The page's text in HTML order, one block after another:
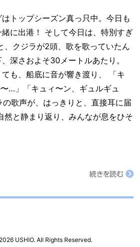
トップシーズン真っ只中。今日も
に出港！ そして今日は、特別すぎ
、クジラが2頭、歌を歌っていたん
深さおよそ30メートルあたり。
も、船底に音が響き渡り、 「キ
…」「キュィ〜ン、ギュルギュ
歌声が、はっきりと、直接耳に届
然と静まり返り、みんなが息をひそ
続きを読む
2026 USHIO. All Rights Reserved.